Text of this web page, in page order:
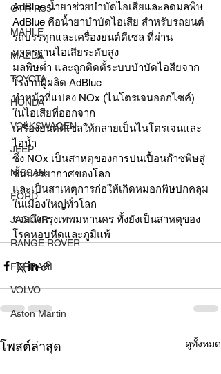
GTR R35
MAHLE
MAZDA
TOYOTA
HONDA
VOLKSWAGEN
JEEP
NISSAN
FORD
JAGUAR
RANGE ROVER
FERRARI
VOLVO
Aston Martin
AdBlue น้ำยาช่วยบำบัดไอเสียและลดมลพิษ
AdBlue คือน้ำยาบำบัดไอเสีย สำหรับรถยนต์
รถบรรทุกและเครื่องยนต์ดีเซล ที่ผ่าน
มาตรฐานไอเสียระดับสูง
มลพิษต่ำ และถูกติดตั้ระบบบำบัดไอสียจาก
โรงาบผู้ผลิต AdBlue
ทำหน้าที่แปลง NOx (ไนโตรเจนออกไซค์)
ในไอเสียที่ออกจาก
เครื่องยนต์ดีเซลให้กลายเป็นไนโตรเจนและ
ไอน้ำ
ซึ่ง NOx เป็นสาหตุของการปนเปื้อนก๊าซพิษสู่
ชั้นบรรยากาศของโลก
และเป็นสาเหตุการก่อให้เกิดหมอกพิษปกคลุม
ในเมืองใหญ่ทั่วโลก
รวมถึงกรุงเทพมหานคร ทั้งยังเป็นสาหตุของ
โรคหอบหืดและภูมิแพ้
โพสต์ล่าสุด ดูทั้งหมด